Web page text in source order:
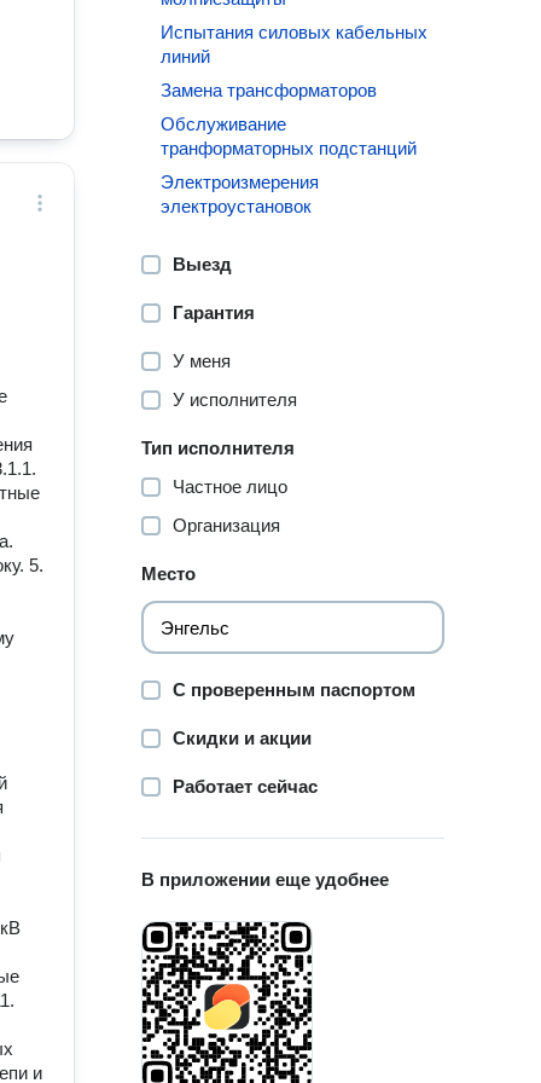
5.
и
Испытания силовых кабельных
линий
Замена трансформаторов
Обслуживание
транформаторных подстанций
Электроизмерения
электроустановок
Выезд
Гарантия
У меня
У исполнителя
Тип исполнителя
Частное лицо
Организация
Место
С проверенным паспортом
Скидки и акции
Работает сейчас
В приложении еще удобнее